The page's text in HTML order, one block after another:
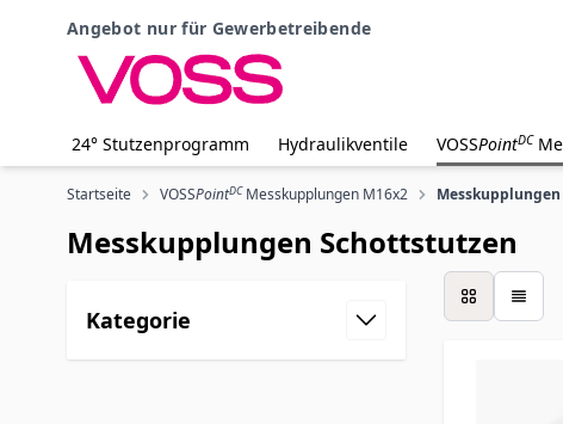
Angebot nur für Gewerbetreibende
24° Stutzenprogramm Hydraulikventile VOSSPointDC
Startseite VOSSPointDCMesskupplungen M16x2
Messkupplungen Schottstutzen
Kategorie Liste